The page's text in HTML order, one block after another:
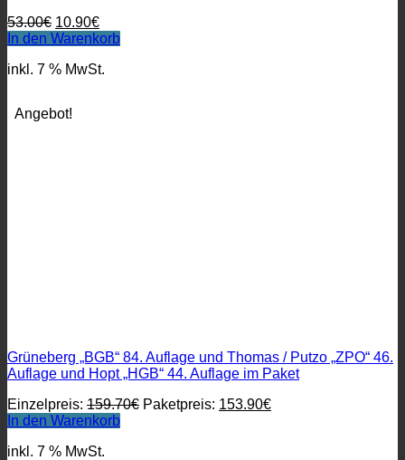
53.00€ Ursprünglicher
Preis
53.00€
10.90€Aktueller
Preis
10.90€.
In den Warenkorb
inkl. 7 % MwSt.
Angebot!
Grüneberg „BGB“ 84. Auflage und Thomas / Putzo „ZPO“ 46.
Auflage und Hopt „HGB“ 44. Auflage im Paket
Einzelpreis: 159.70€ Ursprünglicher
Paketpreis: 153.90€Aktueller
In den Warenkorb
inkl. 7 % MwSt.